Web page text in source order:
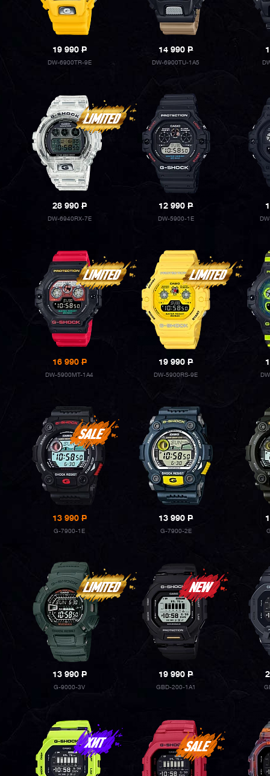
19 990P
DW-6900TR-9E
14 990P
DW-6900TU-1A5
28 990P
DW-6940RX-7E
12 990P
DW-5900-1E
16 990P
DW-5900MT-1A4
19 990P
DW-5900RS-9E
13 990P
G-7900-1E
13 990P
G-7900-2E
13 990P
G-9000-3V
19 990P
GBD-200-1A1